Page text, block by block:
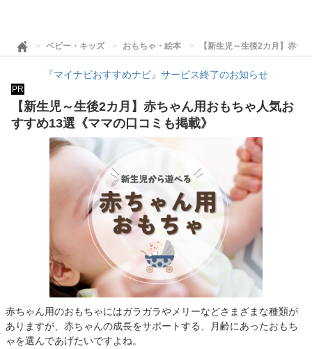
ベビー・キッズ おもちゃ・絵本 【新生児～生後2カ月】赤ち
『マイナビおすすめナビ』サービス終了のお知らせ
PR
【新生児～生後2カ月】赤ちゃん用おもちゃ人気お
すすめ13選《ママの口コミも掲載》
赤ちゃん用のおもちゃにはガラガラやメリーなどさまざまな種類が
ありますが、赤ちゃんの成長をサポートする、月齢にあったおもち
ゃを選んであげたいですよね。